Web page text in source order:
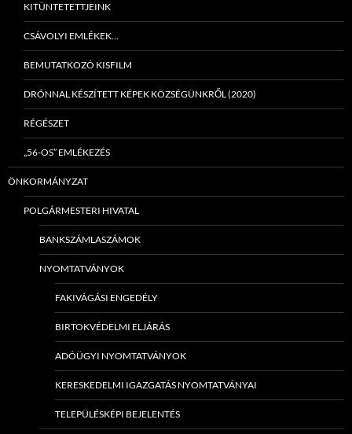
KITÜNTETETTJEINK
CSÁVOLYI EMLÉKEK…
BEMUTATKOZÓ KISFILM
DRÓNNAL KÉSZÍTETT KÉPEK KÖZSÉGÜNKRŐL (2020)
RÉGÉSZET
„56-OS” EMLÉKEZÉS
ÖNKORMÁNYZAT
POLGÁRMESTERI HIVATAL
BANKSZÁMLASZÁMOK
NYOMTATVÁNYOK
FAKIVÁGÁSI ENGEDÉLY
BIRTOKVÉDELMI ELJÁRÁS
ADÓÜGYI NYOMTATVÁNYOK
KERESKEDELMI IGAZGATÁS NYOMTATVÁNYAI
TELEPÜLÉSKÉPI BEJELENTÉS